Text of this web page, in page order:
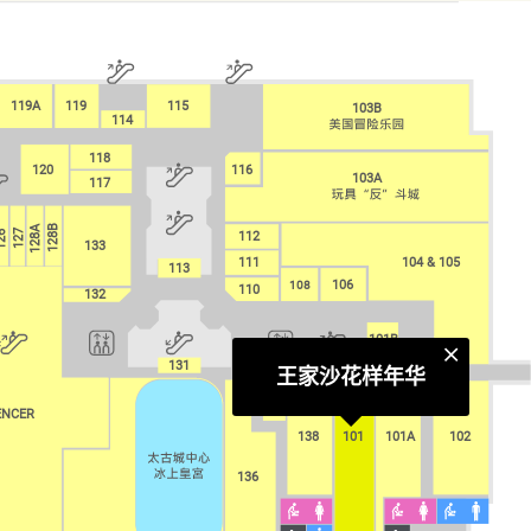
119A 119 103B
103A
116
112
111
110
104 & 105
101B
102
101A
101
138
136
131
132
133
128B
128A
127
113
117
118
120
115
114
108 106
101
王家沙花样年华